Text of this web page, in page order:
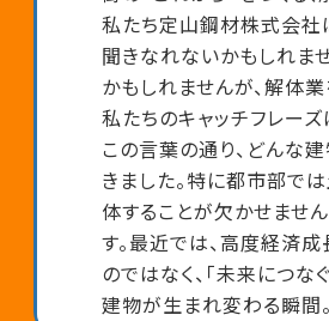
私たち定山鋼材株式会社
聞きなれないかもしれま
かもしれませんが、解体
私たちのキャッチフレーズ
この言葉の通り、どんな
きました。特に都市部で
体することが欠かせませ
す。最近では、高度経済
のではなく、「未来につ
建物が生まれ変わる瞬間